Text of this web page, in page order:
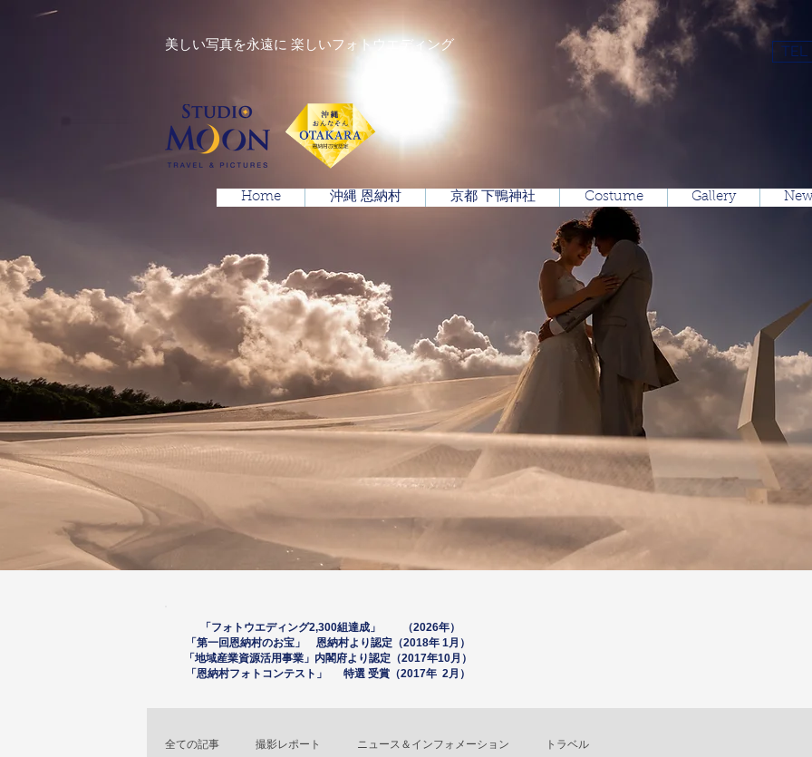
美しい写真を永遠に 楽しいフォトウエディング TEL
Home 沖縄 恩納村 京都 下鴨神社 Costume Gallery
「フォトウエディング2,300組達成」 （2026年）
「第一回恩納村のお宝」 恩納村より認定（2018年 1月）
「 地域産業資源活用事業」内閣府より認定（2017年10月）
「恩納村フォトコンテスト」 特選 受賞（2017年 2月）
全ての記事 撮影レポート ニュース＆インフォメーション トラベル